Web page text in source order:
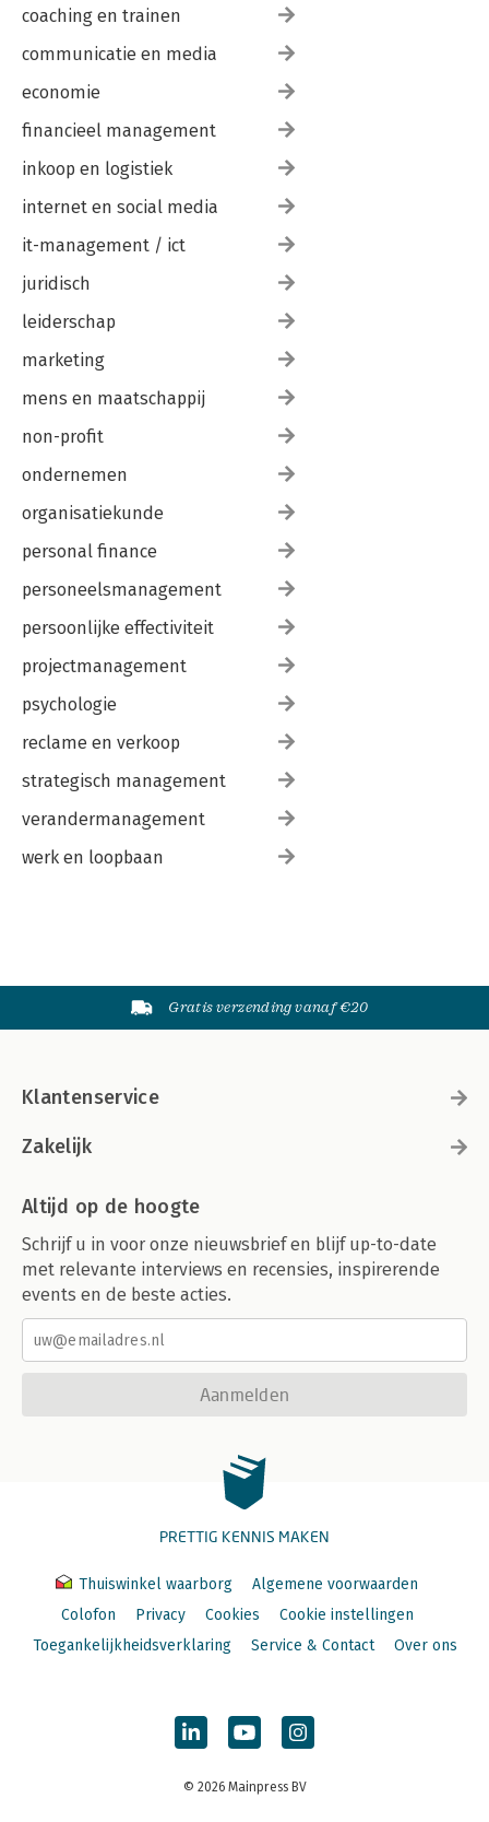
coaching en trainen
communicatie en media
economie
financieel management
inkoop en logistiek
internet en social media
it-management / ict
juridisch
leiderschap
marketing
mens en maatschappij
non-profit
ondernemen
organisatiekunde
personal finance
personeelsmanagement
persoonlijke effectiviteit
projectmanagement
psychologie
reclame en verkoop
strategisch management
verandermanagement
werk en loopbaan
Gratis verzending vanaf €20
Klantenservice
Zakelijk
Altijd op de hoogte
Schrijf u in voor onze nieuwsbrief en blijf up-to-date
met relevante interviews en recensies, inspirerende
events en de beste acties.
Aanmelden
PRETTIG KENNIS MAKEN
Thuiswinkel waarborg
Algemene voorwaarden
Colofon
Privacy Cookies
Cookie instellingen
Toegankelijkheidsverklaring
Service & Contact Over ons
© 2026 Mainpress BV